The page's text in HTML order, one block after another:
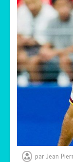
par Jean